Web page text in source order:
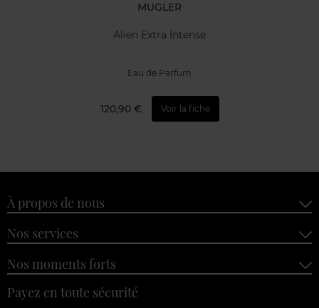
MUGLER
Alien Extra Intense
Eau de Parfum
120,90 € Voir la fiche
À propos de nous
Nos services
Nos moments forts
Payez en toute sécurité